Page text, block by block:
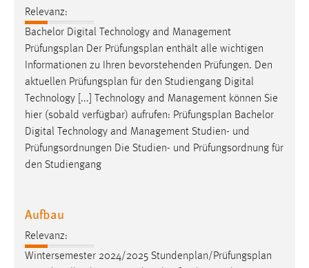
Relevanz:
Bachelor Digital Technology and Management
Prüfungsplan Der Prüfungsplan enthält alle wichtigen
Informationen zu Ihren bevorstehenden Prüfungen. Den
aktuellen Prüfungsplan für den Studiengang Digital
Technology [...] Technology and Management können Sie
hier (sobald verfügbar) aufrufen: Prüfungsplan Bachelor
Digital Technology and Management Studien- und
Prüfungsordnungen Die Studien- und Prüfungsordnung für
den Studiengang
Aufbau
Relevanz:
Wintersemester 2024/2025 Stundenplan/Prüfungsplan